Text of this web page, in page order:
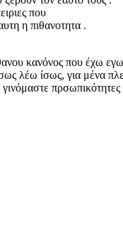
που
η πιθανοτητα .
κανόνος που έχω
λέω ίσως, για μένα